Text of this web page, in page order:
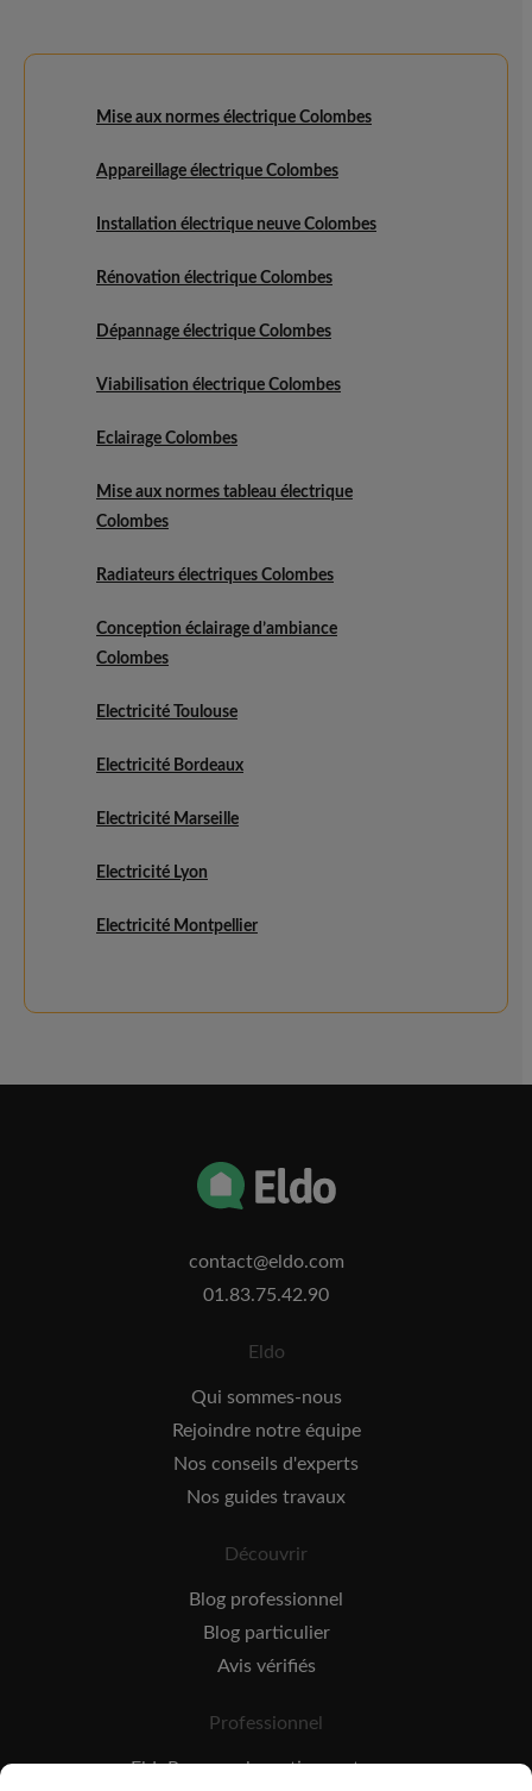
Mise aux normes électrique Colombes
Appareillage électrique Colombes
Installation électrique neuve Colombes
Rénovation électrique Colombes
Dépannage électrique Colombes
Viabilisation électrique Colombes
Eclairage Colombes
Mise aux normes tableau électrique
Colombes
Radiateurs électriques Colombes
Conception éclairage d’ambiance
Colombes
Electricité Toulouse
Electricité Bordeaux
Electricité Marseille
Electricité Lyon
Electricité Montpellier
contact@eldo.com
01.83.75.42.90
Eldo
Qui sommes-nous
Rejoindre notre équipe
Nos conseils d'experts
Nos guides travaux
Découvrir
Blog professionnel
Blog particulier
Avis vérifiés
Professionnel
EldoPro pour les artisans et pros